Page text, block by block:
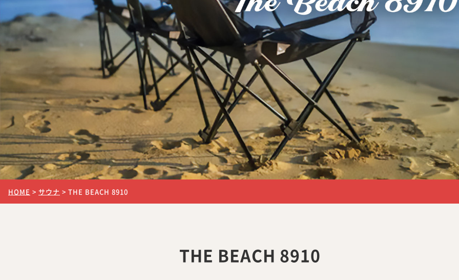
HOME > サウナ > THE BEACH 8910
THE BEACH 8910